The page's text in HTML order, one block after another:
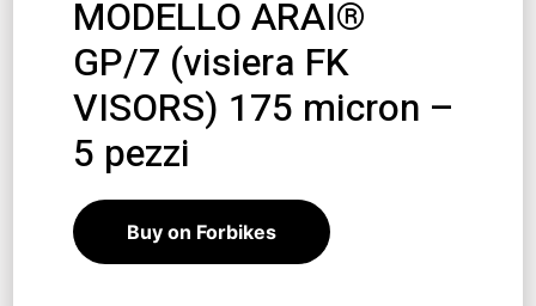
MODELLO ARAI®
GP/7 (visiera FK
VISORS) 175 micron –
5 pezzi
Buy on Forbikes